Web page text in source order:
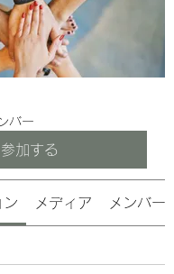
バー
参加する
ン メディア メンバー